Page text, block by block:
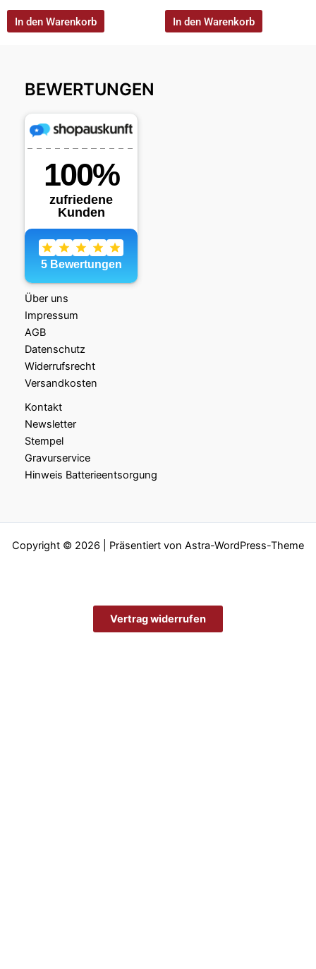
In den Warenkorb In den Warenkorb
BEWERTUNGEN
Über uns
Impressum
AGB
Datenschutz
Widerrufsrecht
Versandkosten
Kontakt
Newsletter
Stempel
Gravurservice
Hinweis Batterieentsorgung
Copyright © 2026 | Präsentiert von Astra-WordPress-Theme
Vertrag widerrufen